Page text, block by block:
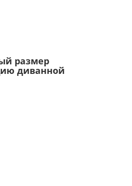
размер
диванной